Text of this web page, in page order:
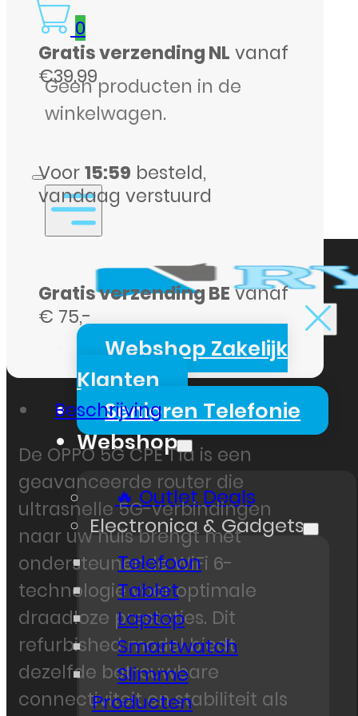
0
Geen producten in de
winkelwagen.
Webshop Zakelijk
Klanten
Senioren Telefonie
Webshop
🔥 Outlet Deals
Electronica & Gadgets
Telefoon
Tablet
Laptop
Smartwatch
Slimme
Producten
Supersnelle
met
WiFi
(refurbished)
Gratis verzending NL vanaf
€39.99
Voor15:59 besteld,
vandaag verstuurd
Gratis verzending BEvanaf
€ 75,-
Beschrijving
De OPPO 5G CPE T1a is een
geavanceerde router die
ultrasnelle 5G-verbindingen
naar uw huis brengt met
ondersteunende WiFi 6-
technologie voor optimale
draadloze prestaties. Dit
refurbished model biedt
dezelfde betrouwbare
connectiviteit en stabiliteit als